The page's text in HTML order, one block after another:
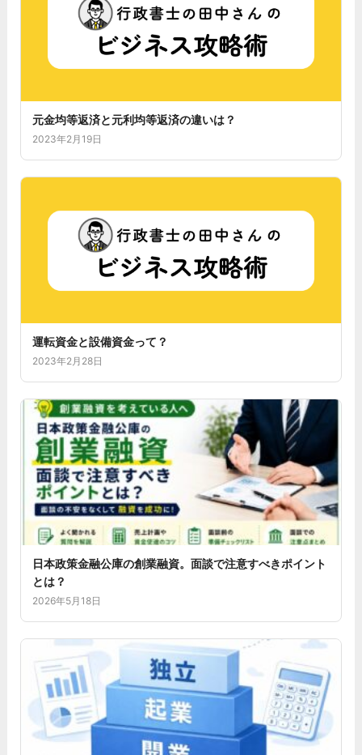
元金均等返済と元利均等返済の違いは？
2023年2月19日
運転資金と設備資金って？
2023年2月28日
日本政策金融公庫の創業融資。面談で注意すべきポイント
とは？
2026年5月18日